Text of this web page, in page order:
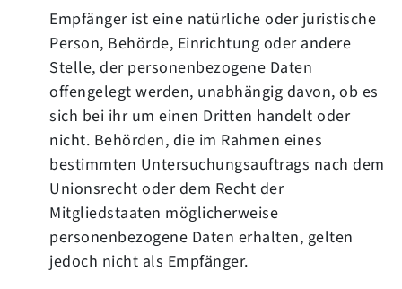
Empfänger ist eine natürliche oder juristische
Person, Behörde, Einrichtung oder andere
Stelle, der personenbezogene Daten
offengelegt werden, unabhängig davon, ob es
sich bei ihr um einen Dritten handelt oder
nicht. Behörden, die im Rahmen eines
bestimmten Untersuchungsauftrags nach dem
Unionsrecht oder dem Recht der
Mitgliedstaaten möglicherweise
personenbezogene Daten erhalten, gelten
jedoch nicht als Empfänger.